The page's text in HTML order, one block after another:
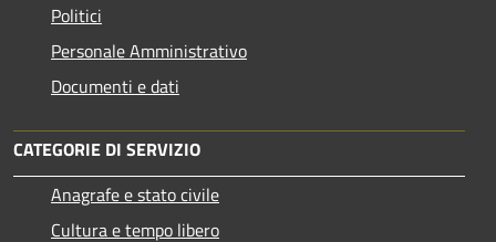
Politici
Personale Amministrativo
Documenti e dati
CATEGORIE DI SERVIZIO
Anagrafe e stato civile
Cultura e tempo libero